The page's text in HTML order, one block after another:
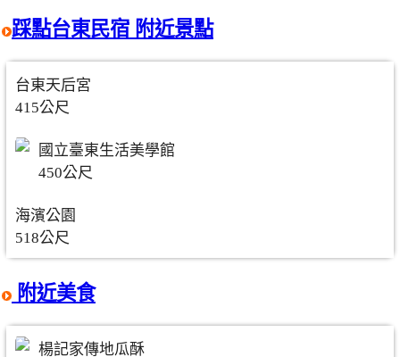
踩點台東民宿 附近景點
台東天后宮
415公尺
國立臺東生活美學館
450公尺
海濱公園
518公尺
附近美食
楊記家傳地瓜酥